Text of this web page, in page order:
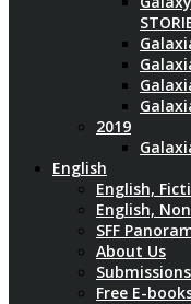
2019
English
English,
English,
SFF
About Us
Free E-